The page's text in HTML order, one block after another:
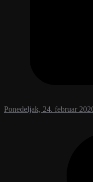
Ponedeljak, 24. februar